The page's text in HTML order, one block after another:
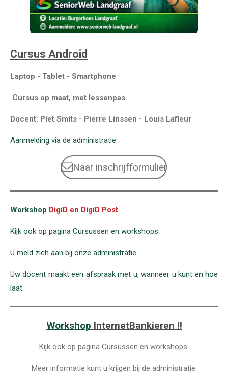
Cursus Android
Laptop - Tablet - Smartphone
Cursus op maat, met lessenpas.
Docent: Piet Smits - Pierre Linssen - Louis Lafleur
Aanmelding via de administratie
Naar inschrijfformulier
Workshop DigiD en DigiD Post
Kijk ook op pagina Cursussen en workshops.
U meld zich aan bij onze administratie.
Uw docent maakt een afspraak met u, wanneer u kunt en hoe
laat.
Workshop InternetBankieren !!
Kijk ook op pagina Cursussen en workshops.
Meer informatie kunt u krijgen bij de administratie.